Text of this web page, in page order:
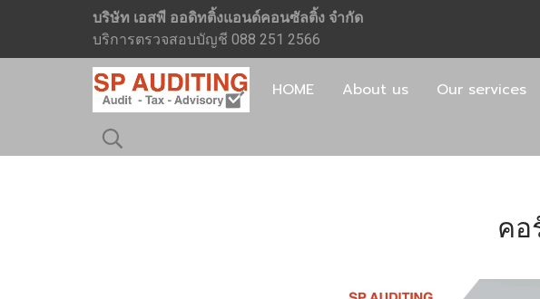
บริษัท เอสพี ออดิทติ้งแอนด์คอนซัลติ้ง จำกัด
บริการตรวจสอบบัญชี 088 251 2566
HOME About us Our services
คอ